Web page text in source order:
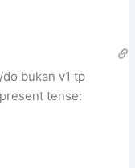
bukan v1 tp
tense: